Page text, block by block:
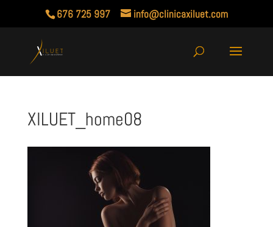
676 725 997 info@clinicaxiluet.com
XILUET_home08